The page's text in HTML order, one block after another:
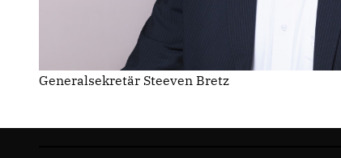
Generalsekretär Steeven Bretz